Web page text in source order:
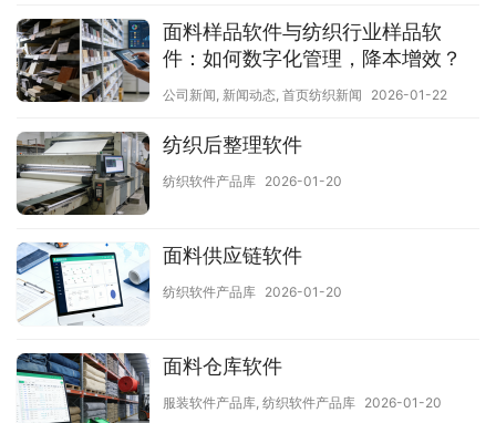
面料样品软件与纺织行业样品软
件：如何数字化管理，降本增效？
公司新闻, 新闻动态, 首页纺织新闻 2026-01-22
纺织后整理软件
纺织软件产品库 2026-01-20
面料供应链软件
纺织软件产品库 2026-01-20
面料仓库软件
服装软件产品库, 纺织软件产品库 2026-01-20